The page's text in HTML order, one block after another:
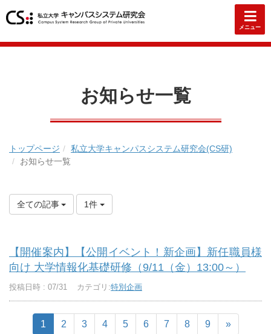
メニュー
お知らせ一覧
トップページ
私立大学キャンパスシステム研究会(CS研)
お知らせ一覧
全ての記事 1件
【開催案内】【公開イベント！新企画】新任職員様
向け 大学情報化基礎研修（9/11（金）13:00～）
投稿日時 : 07/31 カテゴリ:特別企画
1 2 3 4 5 6 7 8 9 »